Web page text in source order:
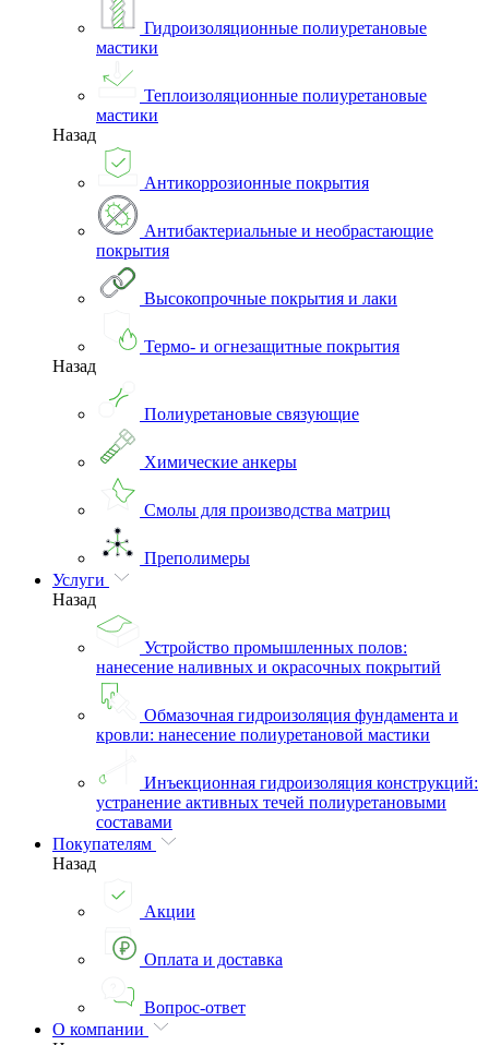
Гидроизоляционные полиуретановые
мастики
Теплоизоляционные полиуретановые
мастики
Назад
Антикоррозионные покрытия
Антибактериальные и необрастающие
покрытия
Высокопрочные покрытия и лаки
Термо- и огнезащитные покрытия
Назад
Полиуретановые связующие
Химические анкеры
Смолы для производства матриц
Преполимеры
Услуги
Назад
Устройство промышленных полов:
нанесение наливных и окрасочных покрытий
Обмазочная гидроизоляция фундамента и
кровли: нанесение полиуретановой мастики
Инъекционная гидроизоляция конструкций:
устранение активных течей полиуретановыми
составами
Покупателям
Назад
Акции
Оплата и доставка
Вопрос-ответ
О компании